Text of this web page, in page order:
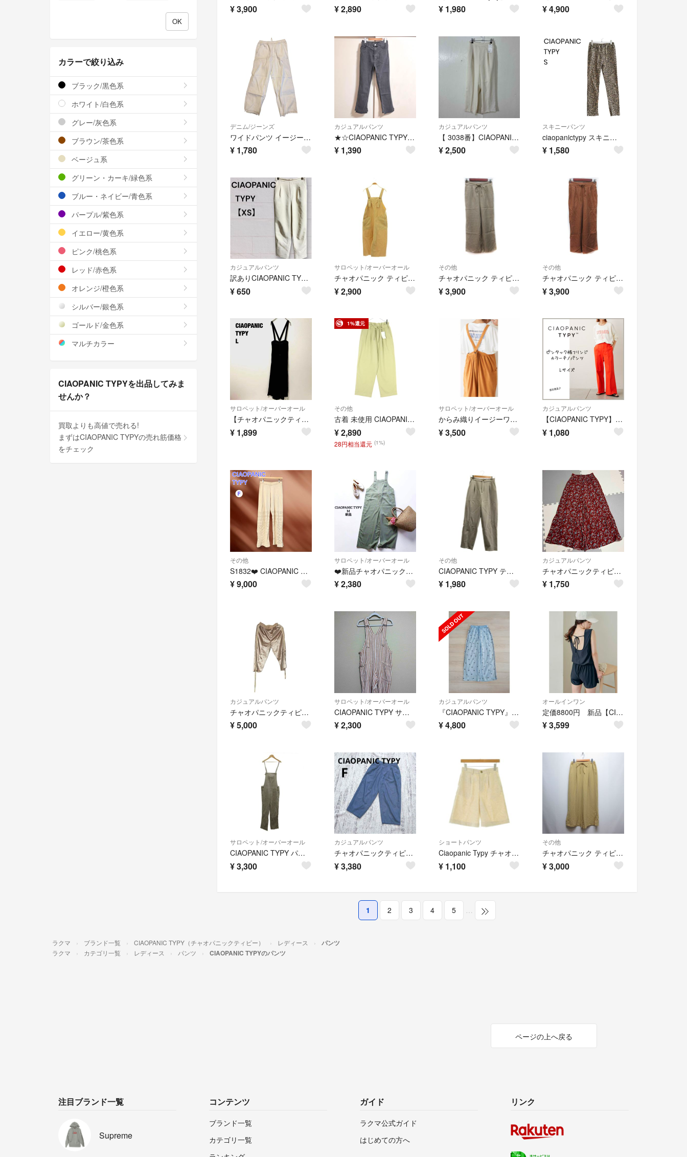
¥3,900 ¥2,890 ¥ 1,980 ¥4,900
デニム/ジーンズ
ワイドパンツ イージーパンツ ホワイト アイボリー デニムパンツ
¥ 1,780
カジュアルパンツ
★☆CIAOPANIC TYPY☆むら染フェードフレアパンツ
¥ 1,390
カジュアルパンツ
【 3038番】CIAOPANIC TYPY スラックス ホワイト 未使用
¥2,500
スキニーパンツ
ciaopanictypy スキニー レオパード ヒョウ柄 カジュアル 1550
¥ 1,580
カジュアルパンツ
訳ありCIAOPANIC TYPY チャオパニックティピー パンツ オフィス系✨
¥650
サロペット/オーバーオール
チャオパニック ティピー サロペット ワイドパンツ カットオフ リネン混 S
¥2,900
その他
チャオパニック ティピー ワイドパンツ ハイウエスト S ベージュ /YI
¥3,900
その他
チャオパニック ティピー ワイドパンツ ハイウエスト S 茶 ブラウン /YI
¥3,900
サロペット/オーバーオール
【チャオパニックティピー】デニム サロペットパンツワイド オーバーオール 綿
¥ 1,899
1%還元
その他
古着 未使用 CIAOPANIC TYPY チャオパニックティピー イージーパンツ L ベージュ レディース
¥2,890
28円相当還元 (1%)
サロペット/オーバーオール
からみ織りイージーワイドサロペット チャオパニックティピー
¥3,500
カジュアルパンツ
【CIAOPANIC TYPY】チャオパニックティピー カラーチノパンツ オレンジ Lサイズ
¥ 1,080
その他
S1832❤️ CIAOPANIC TYPY 透かし編みニットパンツ 生成 F
¥9,000
サロペット/オーバーオール
❤️新品チャオパニックティピー リネン混ドロストサロペット Mカーキ レディース
¥2,380
その他
CIAOPANIC TYPY テーパードパンツ グレー M【B-172】
¥ 1,980
カジュアルパンツ
チャオパニックティピー 花柄 パンツ ティアードパンツ フリーサイズ
¥ 1,750
カジュアルパンツ
チャオパニックティピー 【etsinta】リメイクジャージーカプリパンツ
¥5,000
サロペット/オーバーオール
CIAOPANIC TYPY サロペット、オールインワン
¥2,300
カジュアルパンツ
『CIAOPANIC TYPY』楊柳花柄刺繍イージーパンツ
¥4,800
オールインワン
定価8800円 新品【CIAOPANIC TYPY】オールインワン水着2点セット
¥3,599
サロペット/オーバーオール
CIAOPANIC TYPY パンツ オーバーオール 麻 リネン Free
¥3,300
カジュアルパンツ
チャオパニックティピー テーパードパンツ ワイドパンツ M ブルー シンプル
¥3,380
ショートパンツ
Ciaopanic Typy チャオパニックティピー ショートパンツ M 白 【古着】【中古】【送料無料】
¥ 1,100
その他
チャオパニック ティピー スリット ワイド パンツ M イエローベージュ
¥3,000
1 2 3 4 5 …
カラーで絞り込み
ブラック/黒色系
ホワイト/白色系
グレー/灰色系
ブラウン/茶色系
ベージュ系
グリーン・カーキ/緑色系
ブルー・ネイビー/青色系
パープル/紫色系
イエロー/黄色系
ピンク/桃色系
レッド/赤色系
オレンジ/橙色系
シルバー/銀色系
ゴールド/金色系
マルチカラー
CIAOPANIC TYPYを出品してみま
せんか？
買取よりも高値で売れる!
まずはCIAOPANIC TYPYの売れ筋価格
をチェック
ラクマ ブランド一覧 CIAOPANIC TYPY（チャオパニックティピー） レディース パンツ
ラクマ カテゴリ一覧 レディース パンツ CIAOPANIC TYPYのパンツ
ページの上へ戻る
注目ブランド一覧
Supreme
コンテンツ
ブランド一覧
カテゴリ一覧
ガイド
ラクマ公式ガイド
はじめての方へ
リンク